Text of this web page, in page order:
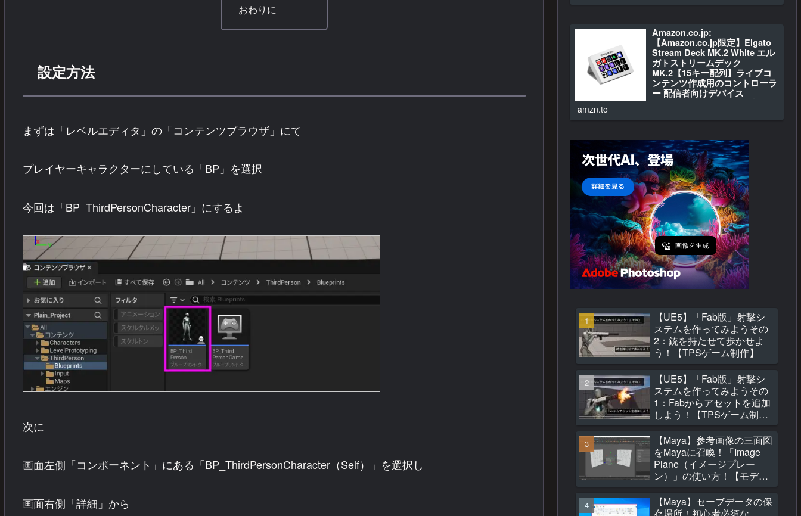
おわりに
設定方法
まずは「レベルエディタ」の「コンテンツブラウザ」にて
プレイヤーキャラクターにしている「BP」を選択
今回は「BP_ThirdPersonCharacter」にするよ
次に
画面左側「コンポーネント」にある「BP_ThirdPersonCharacter（Self）」を選択し
画面右側「詳細」から
Amazon.co.jp:
【Amazon.co.jp限定】Elgato
Stream Deck MK.2 White エル
ガトストリームデック
MK.2【15キー配列】ライブコ
ンテンツ作成用のコントローラ
ー 配信者向けデバイス
機器
amzn.to
【UE5】「Fab版」射撃シ
ステムを作ってみようその
2：銃を持たせて歩かせよ
う！【TPSゲーム制作】
【UE5】「Fab版」射撃シ
ステムを作ってみようその
1：Fabからアセットを追加
しよう！【TPSゲーム制
作】
【Maya】参考画像の三面図
をMayaに召喚！「Image
Plane（イメージプレー
ン）」の使い方！【モデリ
ング】
【Maya】セーブデータの保